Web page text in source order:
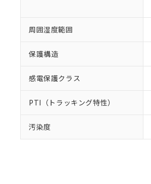
周囲湿度範囲
保護構造
感電保護クラス
PTI（トラッキング特性）
汚染度